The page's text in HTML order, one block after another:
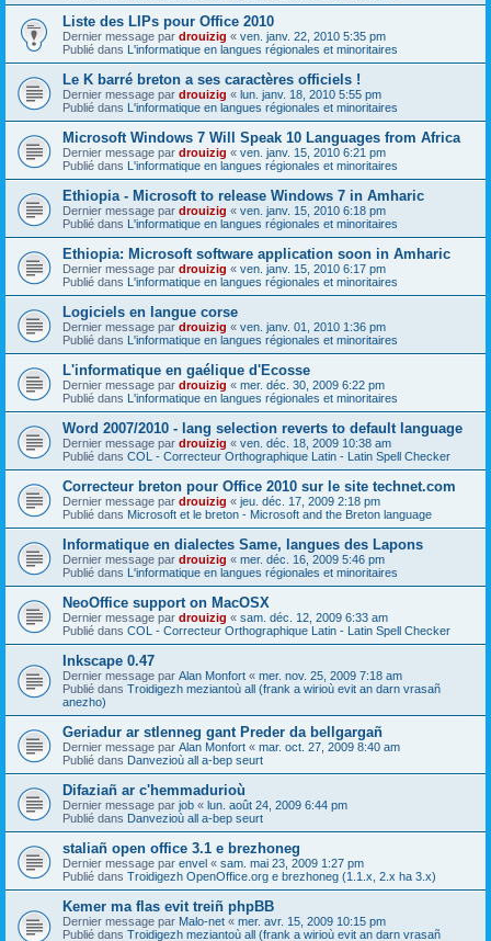
Liste des LIPs pour Office 2010
Dernier message par drouizig « ven. janv. 22, 2010 5:35 pm
Publié dans L'informatique en langues régionales et minoritaires
Le K barré breton a ses caractères officiels !
Dernier message par drouizig « lun. janv. 18, 2010 5:55 pm
Publié dans L'informatique en langues régionales et minoritaires
Microsoft Windows 7 Will Speak 10 Languages from Africa
Dernier message par drouizig « ven. janv. 15, 2010 6:21 pm
Publié dans L'informatique en langues régionales et minoritaires
Ethiopia - Microsoft to release Windows 7 in Amharic
Dernier message par drouizig « ven. janv. 15, 2010 6:18 pm
Publié dans L'informatique en langues régionales et minoritaires
Ethiopia: Microsoft software application soon in Amharic
Dernier message par drouizig « ven. janv. 15, 2010 6:17 pm
Publié dans L'informatique en langues régionales et minoritaires
Logiciels en langue corse
Dernier message par drouizig « ven. janv. 01, 2010 1:36 pm
Publié dans L'informatique en langues régionales et minoritaires
L'informatique en gaélique d'Ecosse
Dernier message par drouizig « mer. déc. 30, 2009 6:22 pm
Publié dans L'informatique en langues régionales et minoritaires
Word 2007/2010 - lang selection reverts to default language
Dernier message par drouizig « ven. déc. 18, 2009 10:38 am
Publié dans COL - Correcteur Orthographique Latin - Latin Spell Checker
Correcteur breton pour Office 2010 sur le site technet.com
Dernier message par drouizig « jeu. déc. 17, 2009 2:18 pm
Publié dans Microsoft et le breton - Microsoft and the Breton language
Informatique en dialectes Same, langues des Lapons
Dernier message par drouizig « mer. déc. 16, 2009 5:46 pm
Publié dans L'informatique en langues régionales et minoritaires
NeoOffice support on MacOSX
Dernier message par drouizig « sam. déc. 12, 2009 6:33 am
Publié dans COL - Correcteur Orthographique Latin - Latin Spell Checker
Inkscape 0.47
Dernier message par Alan Monfort « mer. nov. 25, 2009 7:18 am
Publié dans Troidigezh meziantoù all (frank a wirioù evit an darn vrasañ
anezho)
Geriadur ar stlenneg gant Preder da bellgargañ
Dernier message par Alan Monfort « mar. oct. 27, 2009 8:40 am
Publié dans Danvezioù all a-bep seurt
Difaziañ ar c'hemmadurioù
Dernier message par job « lun. août 24, 2009 6:44 pm
Publié dans Danvezioù all a-bep seurt
staliañ open office 3.1 e brezhoneg
Dernier message par envel « sam. mai 23, 2009 1:27 pm
Publié dans Troidigezh OpenOffice.org e brezhoneg (1.1.x, 2.x ha 3.x)
Kemer ma flas evit treiñ phpBB
Dernier message par Malo-net « mer. avr. 15, 2009 10:15 pm
Publié dans Troidigezh meziantoù all (frank a wirioù evit an darn vrasañ